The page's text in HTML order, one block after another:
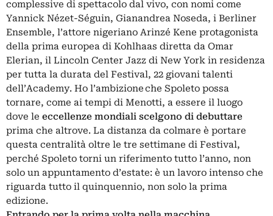
complessive di spettacolo dal vivo, con nomi come
Yannick Nézet-Séguin, Gianandrea Noseda, i Berliner
Ensemble, l’attore nigeriano Arinzé Kene protagonista
della prima europea di Kohlhaas diretta da Omar
Elerian, il Lincoln Center Jazz di New York in residenza
per tutta la durata del Festival, 22 giovani talenti
dell’Academy. Ho l’ambizione che Spoleto possa
tornare, come ai tempi di Menotti, a essere il luogo
dove le eccellenze mondiali scelgono di debuttare
prima che altrove. La distanza da colmare è portare
questa centralità oltre le tre settimane di Festival,
perché Spoleto torni un riferimento tutto l’anno, non
solo un appuntamento d’estate: è un lavoro intenso che
riguarda tutto il quinquennio, non solo la prima
edizione.